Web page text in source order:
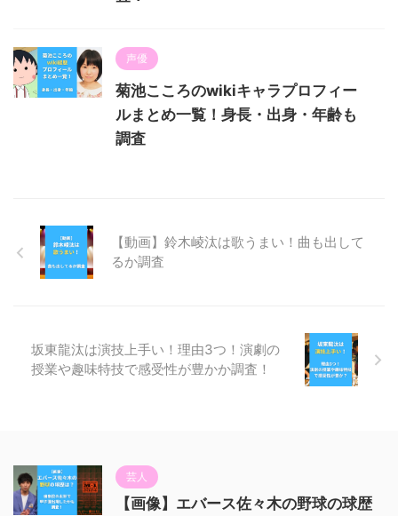
声優
菊池こころのwikiキャラプロフィー
ルまとめ一覧！身長・出身・年齢も
調査
【動画】鈴木崚汰は歌うまい！曲も出して
るか調査
坂東龍汰は演技上手い！理由3つ！演劇の
授業や趣味特技で感受性が豊かか調査！
芸人
【画像】エバース佐々木の野球の球歴